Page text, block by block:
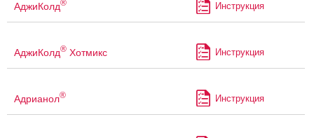
АджиКолд® Инструкция
АджиКолд® Хотмикс Инструкция
Адрианол® Инструкция